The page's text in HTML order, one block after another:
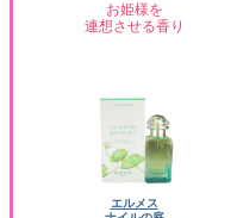
お姫様を
連想させる香り
エルメス